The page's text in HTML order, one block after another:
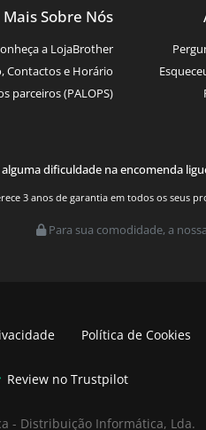
Mais Sobre Nós
a LojaBrother
Contactos e Horário
parceiros (PALOPS)
dificuldade na encomenda
3 anos de garantia em todos os seus
Para sua comodidade, a
Política de Cookies
Review no Trustpilot
- Distribuição Informática, Lda.